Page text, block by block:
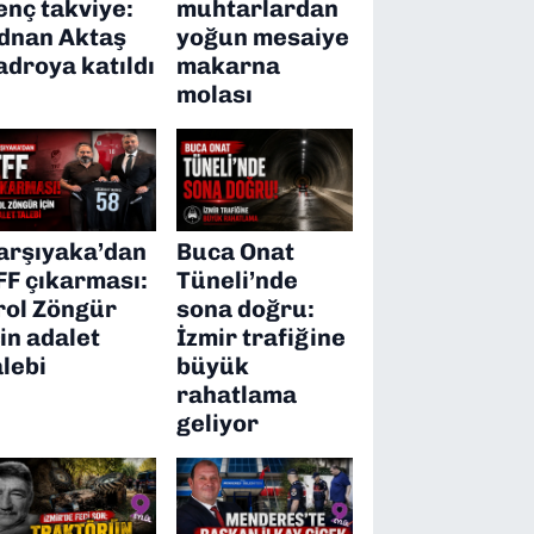
takviye:
Aktaş
katıldı
muhtarlardan
yoğun mesaiye
makarna
molası
çıkarması:
Zöngür
adalet
Buca Onat
Tüneli’nde
sona doğru:
İzmir trafiğine
büyük
rahatlama
geliyor